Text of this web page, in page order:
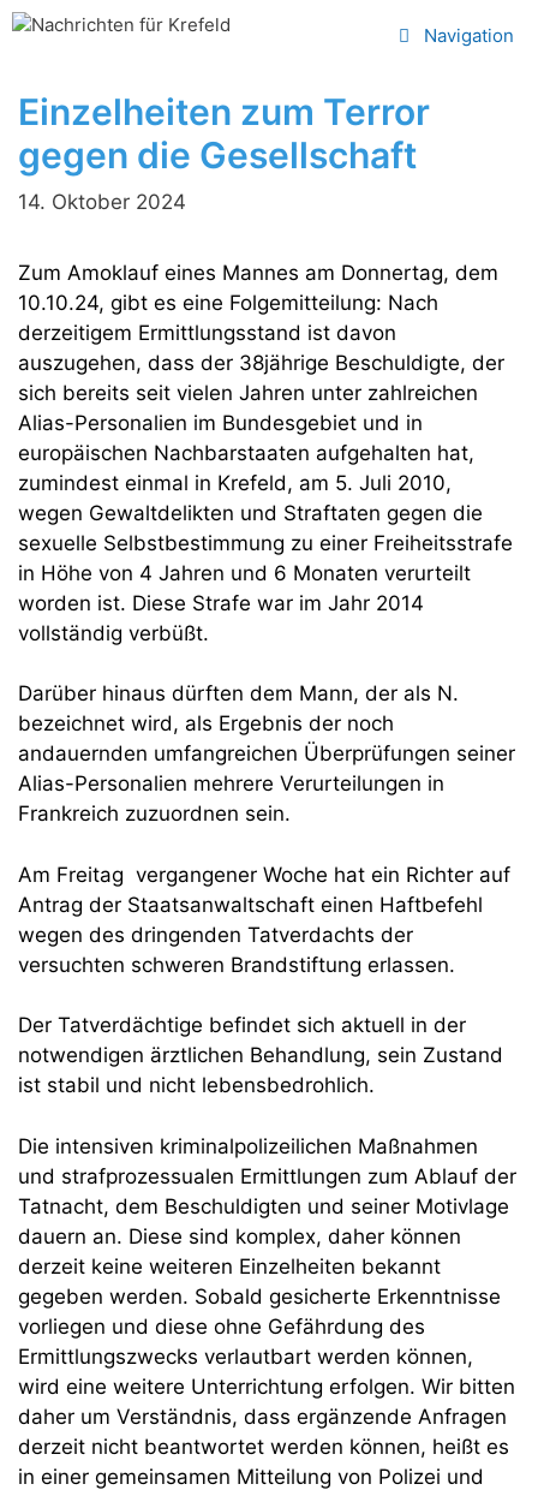
Zum
Navigation
Einzelheiten zum Terror
gegen die Gesellschaft
14. Oktober 2024
Zum Amoklauf eines Mannes am Donnertag, dem
10.10.24, gibt es eine Folgemitteilung: Nach
derzeitigem Ermittlungsstand ist davon
auszugehen, dass der 38jährige Beschuldigte, der
sich bereits seit vielen Jahren unter zahlreichen
Alias-Personalien im Bundesgebiet und in
europäischen Nachbarstaaten aufgehalten hat,
zumindest einmal in Krefeld, am 5. Juli 2010,
wegen Gewaltdelikten und Straftaten gegen die
sexuelle Selbstbestimmung zu einer Freiheitsstrafe
in Höhe von 4 Jahren und 6 Monaten verurteilt
worden ist. Diese Strafe war im Jahr 2014
vollständig verbüßt.
Darüber hinaus dürften dem Mann, der als N.
bezeichnet wird, als Ergebnis der noch
andauernden umfangreichen Überprüfungen seiner
Alias-Personalien mehrere Verurteilungen in
Frankreich zuzuordnen sein.
Am Freitag vergangener Woche hat ein Richter auf
Antrag der Staatsanwaltschaft einen Haftbefehl
wegen des dringenden Tatverdachts der
versuchten schweren Brandstiftung erlassen.
Der Tatverdächtige befindet sich aktuell in der
notwendigen ärztlichen Behandlung, sein Zustand
ist stabil und nicht lebensbedrohlich.
Die intensiven kriminalpolizeilichen Maßnahmen
und strafprozessualen Ermittlungen zum Ablauf der
Tatnacht, dem Beschuldigten und seiner Motivlage
dauern an. Diese sind komplex, daher können
derzeit keine weiteren Einzelheiten bekannt
gegeben werden. Sobald gesicherte Erkenntnisse
vorliegen und diese ohne Gefährdung des
Ermittlungszwecks verlautbart werden können,
wird eine weitere Unterrichtung erfolgen. Wir bitten
daher um Verständnis, dass ergänzende Anfragen
derzeit nicht beantwortet werden können, heißt es
in einer gemeinsamen Mitteilung von Polizei und